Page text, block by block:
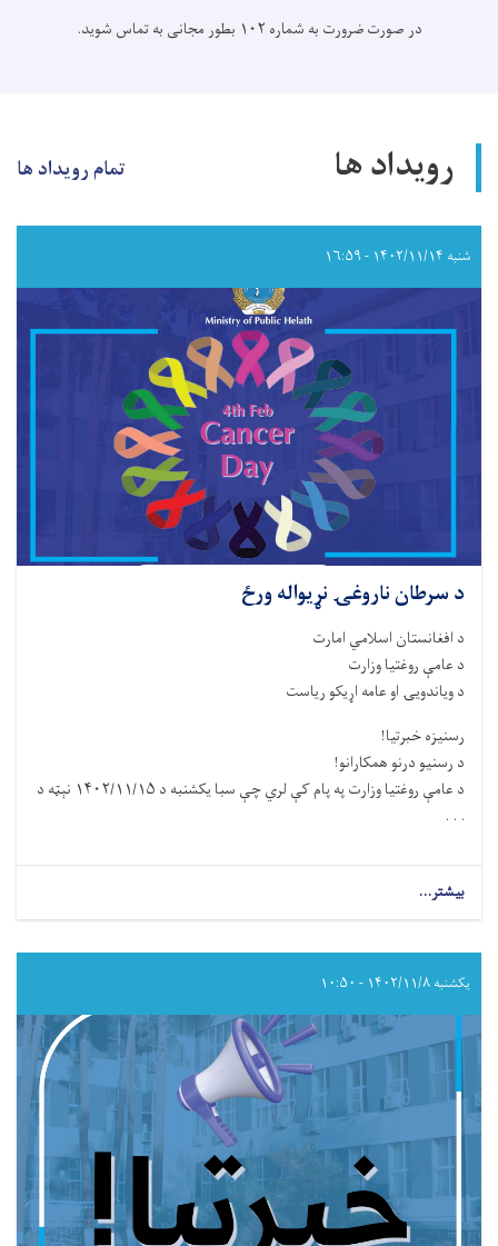
در صورت ضرورت به شماره ۱۰۲ بطور مجانی به تماس شوید.
رویداد ها تمام رویداد ها
شنبه ۱۴۰۲/۱۱/۱۴ - ۱۶:۵۹
د سرطان ناروغۍ نړیواله ورځ
د افغانستان اسلامي امارت
د عامې روغتیا وزارت
د ویاندویۍ او عامه اړیکو ریاست
رسنیزه خبرتیا!
د رسنیو درنو همکارانو!
د عامې روغتیا وزارت په پام کې لري چې سبا یکشنبه د ۱۴۰۲/۱۱/۱۵ نېټه د
. . .
بیشتر...
د
ناروغۍ
نړیواله
یکشنبه ۱۴۰۲/۱۱/۸ - ۱۰:۵۰